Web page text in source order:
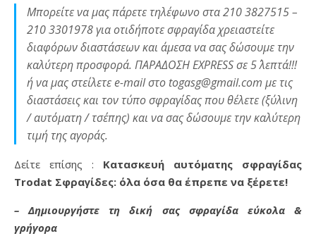
Μπορείτε να μας πάρετε τηλέφωνο στα 210 3827515 –
210 3301978 για οτιδήποτε σφραγίδα χρειαστείτε
διαφόρων διαστάσεων και άμεσα να σας δώσουμε την
καλύτερη προσφορά. ΠΑΡΑΔΟΣΗ EXPRESS σε 5΄ λεπτά!!!
ή να μας στείλετε e-mail στο togasg@gmail.com με τις
διαστάσεις και τον τύπο σφραγίδας που θέλετε (ξύλινη
/ αυτόματη / τσέπης) και να σας δώσουμε την καλύτερη
τιμή της αγοράς.
Δείτε επίσης : Κατασκευή αυτόματης σφραγίδας
Trodat Σφραγίδες: όλα όσα θα έπρεπε να ξέρετε!
– Δημιουργήστε τη δική σας σφραγίδα εύκολα &
γρήγορα